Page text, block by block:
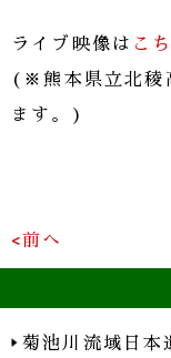
ライブ映像は こ
(※熊本県立北稜
ます。)
<前へ
菊池川流域日本